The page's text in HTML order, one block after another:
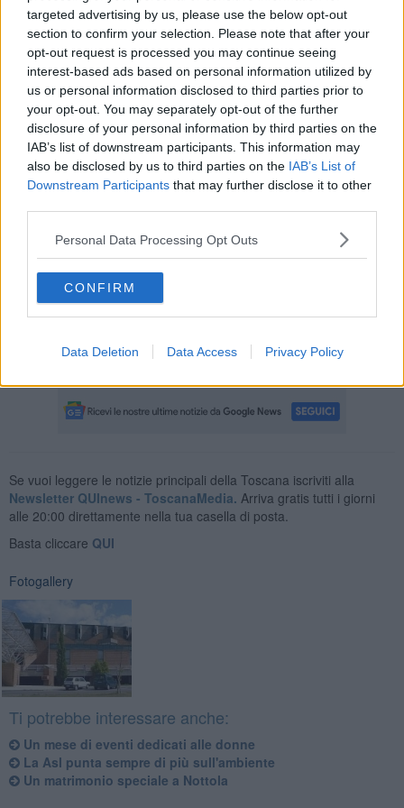
targeted advertising by us, please use the below opt-out
section to confirm your selection. Please note that after your
opt-out request is processed you may continue seeing
interest-based ads based on personal information utilized by
us or personal information disclosed to third parties prior to
your opt-out. You may separately opt-out of the further
disclosure of your personal information by third parties on the
IAB’s list of downstream participants. This information may
also be disclosed by us to third parties on the IAB’s List of
Downstream Participants that may further disclose it to other
Personal Data Processing Opt Outs
CONFIRM
Data Deletion Data Access Privacy Policy
pazienti a bassa/media probabilità di malattia coronarica
l'angiografia coronarica che è una valutazione invasiva. Per farlo
è indispensabile ottenere immagini sincronizzate con i battiti
cardiaci, possibilità concessa dalla nuova tecnologia.
Con questo servizio laAsl Toscana sud est ha inteso potenziare
questo aspetto dell’imaging cardiacoa livello di rete ospedaliera
nell’ambito delle attività del Dipartimento aziendale di Diagnostica
per immagini e grazie alla collaborazione tra le UOC di Radiologia e
direttore della UOC di Radiologia di Nottola
Salvatore Francesco Carbone
tecnologica rappresenta un ulteriore salto qualitativo delle
prestazioni radiologiche erogabili nel nostro ospedale, nel quale il
professionisti attenti al miglioramento delle proprie attitudini
professionali e alla loro mission”.
Se vuoi leggere le notizie principali della Toscana iscriviti alla
Newsletter QUInews - ToscanaMedia. Arriva gratis tutti i giorni
alle 20:00 direttamente nella tua casella di posta.
Basta cliccare QUI
Fotogallery
Ti potrebbe interessare anche:
Un mese di eventi dedicati alle donne
La Asl punta sempre di più sull'ambiente
Un matrimonio speciale a Nottola